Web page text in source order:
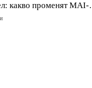
какво променят MAI-
и Project Perception